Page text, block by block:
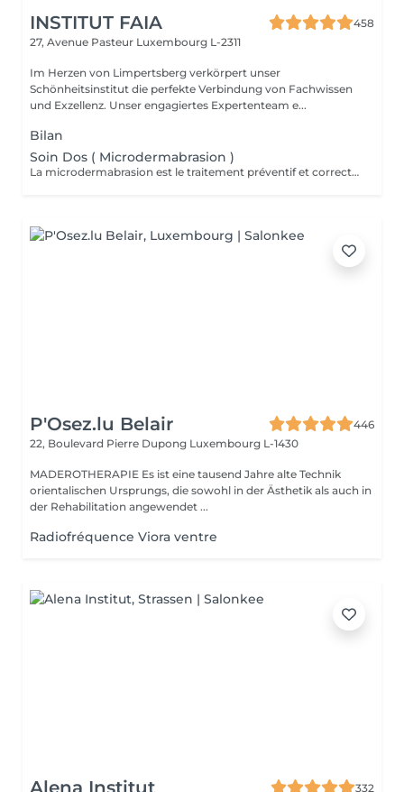
INSTITUT FAIA
458
27, Avenue Pasteur Luxembourg L-2311
Im Herzen von Limpertsberg verkörpert unser
Schönheitsinstitut die perfekte Verbindung von Fachwissen
und Exzellenz. Unser engagiertes Expertenteam e...
Bilan
Soin Dos ( Microdermabrasion )
La microdermabrasion est le traitement préventif et correctif par excellence. Elle stimule la régénération cellulaire et la production de cellules jeunes. À l'aide d'une tête diamantée, la microdermabrasion enlève toutes les cellules mortes. Dès le premier traitement, la peau est plus éclatante, plus douce et visiblement exfoliée.
P'Osez.lu Belair
446
22, Boulevard Pierre Dupong Luxembourg L-1430
MADEROTHERAPIE Es ist eine tausend Jahre alte Technik
orientalischen Ursprungs, die sowohl in der Ästhetik als auch in
der Rehabilitation angewendet ...
Radiofréquence Viora ventre
Alena Institut
332